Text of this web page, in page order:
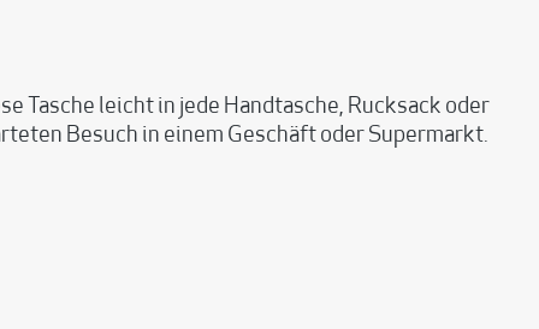
Tasche leicht in jede Handtasche, Rucksack oder
Besuch in einem Geschäft oder Supermarkt.